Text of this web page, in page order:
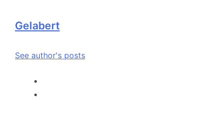
Gelabert
See author's posts